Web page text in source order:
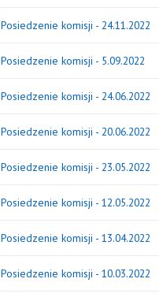
Posiedzenie komisji - 24.11.2022
Posiedzenie komisji - 5.09.2022
Posiedzenie komisji - 24.06.2022
Posiedzenie komisji - 20.06.2022
Posiedzenie komisji - 23.05.2022
Posiedzenie komisji - 12.05.2022
Posiedzenie komisji - 13.04.2022
Posiedzenie komisji - 10.03.2022